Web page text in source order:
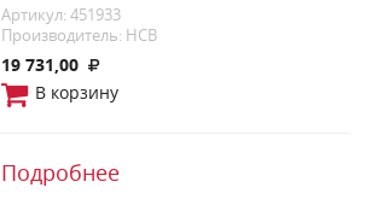
Артикул: 451933
Производитель: HCB
19 731,00
В корзину
Подробнее